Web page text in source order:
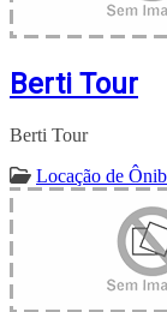
Berti Tour
Berti Tour
Locação de